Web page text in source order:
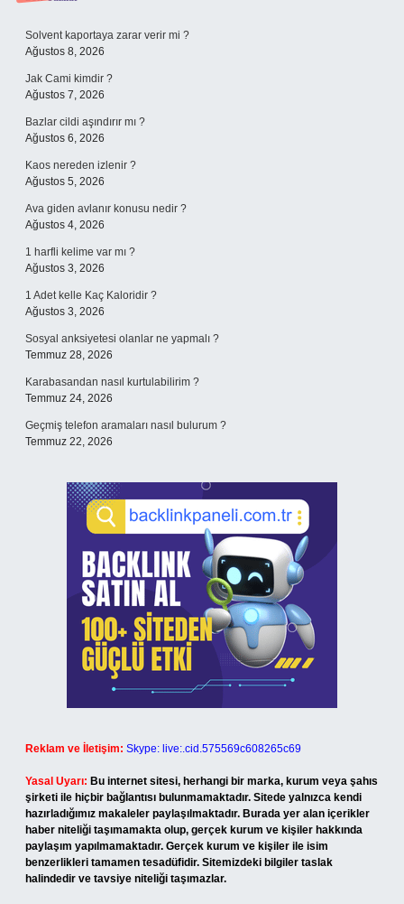
Sidebar
Solvent kaportaya zarar verir mi ?
Ağustos 8, 2026
Jak Cami kimdir ?
Ağustos 7, 2026
Bazlar cildi aşındırır mı ?
Ağustos 6, 2026
Kaos nereden izlenir ?
Ağustos 5, 2026
Ava giden avlanır konusu nedir ?
Ağustos 4, 2026
1 harfli kelime var mı ?
Ağustos 3, 2026
1 Adet kelle Kaç Kaloridir ?
Ağustos 3, 2026
Sosyal anksiyetesi olanlar ne yapmalı ?
Temmuz 28, 2026
Karabasandan nasıl kurtulabilirim ?
Temmuz 24, 2026
Geçmiş telefon aramaları nasıl bulurum ?
Temmuz 22, 2026
Reklam ve İletişim: Skype: live:.cid.575569c608265c69
Yasal Uyarı: Bu internet sitesi, herhangi bir marka, kurum veya şahıs
şirketi ile hiçbir bağlantısı bulunmamaktadır. Sitede yalnızca kendi
hazırladığımız makaleler paylaşılmaktadır. Burada yer alan içerikler
haber niteliği taşımamakta olup, gerçek kurum ve kişiler hakkında
paylaşım yapılmamaktadır. Gerçek kurum ve kişiler ile isim
benzerlikleri tamamen tesadüfidir. Sitemizdeki bilgiler taslak
halindedir ve tavsiye niteliği taşımazlar.